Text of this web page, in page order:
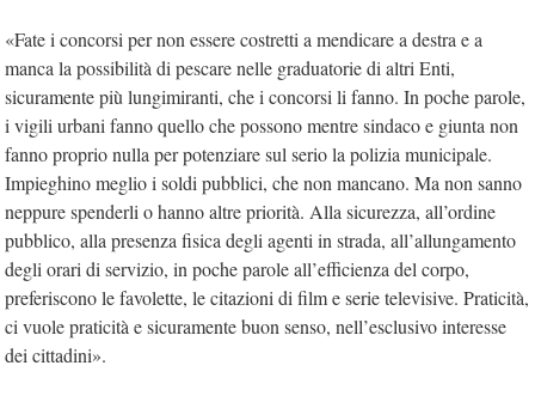
«Fate i concorsi per non essere costretti a mendicare a destra e a
manca la possibilità di pescare nelle graduatorie di altri Enti,
sicuramente più lungimiranti, che i concorsi li fanno. In poche parole,
i vigili urbani fanno quello che possono mentre sindaco e giunta non
fanno proprio nulla per potenziare sul serio la polizia municipale.
Impieghino meglio i soldi pubblici, che non mancano. Ma non sanno
neppure spenderli o hanno altre priorità. Alla sicurezza, all’ordine
pubblico, alla presenza fisica degli agenti in strada, all’allungamento
degli orari di servizio, in poche parole all’efficienza del corpo,
preferiscono le favolette, le citazioni di film e serie televisive. Praticità,
ci vuole praticità e sicuramente buon senso, nell’esclusivo interesse
dei cittadini».